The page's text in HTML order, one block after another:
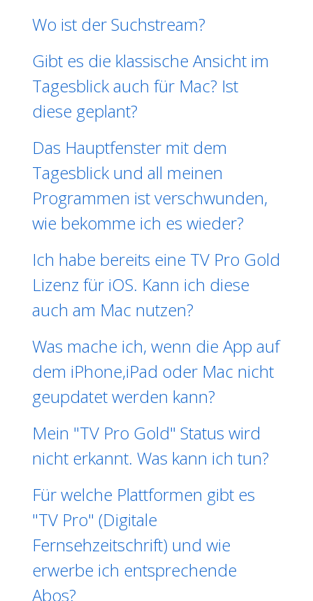
Wo ist der Suchstream?
Gibt es die klassische Ansicht im
Tagesblick auch für Mac? Ist
diese geplant?
Das Hauptfenster mit dem
Tagesblick und all meinen
Programmen ist verschwunden,
wie bekomme ich es wieder?
Ich habe bereits eine TV Pro Gold
Lizenz für iOS. Kann ich diese
auch am Mac nutzen?
Was mache ich, wenn die App auf
dem iPhone,iPad oder Mac nicht
geupdatet werden kann?
Mein "TV Pro Gold" Status wird
nicht erkannt. Was kann ich tun?
Für welche Plattformen gibt es
"TV Pro" (Digitale
Fernsehzeitschrift) und wie
erwerbe ich entsprechende
Abos?